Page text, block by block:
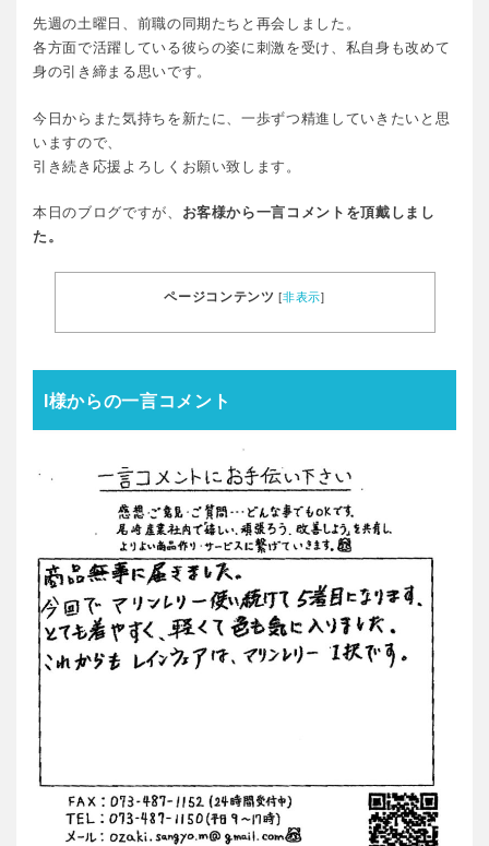
先週の土曜日、前職の同期たちと再会しました。
各方面で活躍している彼らの姿に刺激を受け、私自身も改めて
身の引き締まる思いです。
今日からまた気持ちを新たに、一歩ずつ精進していきたいと思
いますので、
引き続き応援よろしくお願い致します。
本日のブログですが、 お客様から一言コメントを頂戴しまし
た。
ページコンテンツ [非表示]
I様からの一言コメント